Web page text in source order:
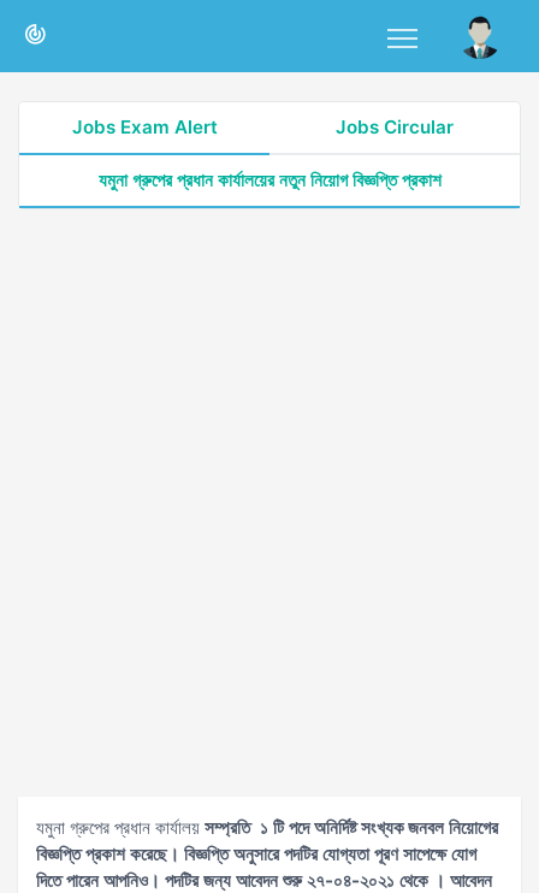
Jobs Exam Alert Jobs Circular
যমুনা গ্রুপের প্রধান কার্যালয়ের নতুন নিয়োগ বিজ্ঞপ্তি প্রকাশ
যমুনা গ্রুপের প্রধান কার্যালয় সম্প্রতি ১ টি পদেঅনির্দিষ্ট সংখ্যক জনবলনিয়োগের
বিজ্ঞপ্তি প্রকাশ করেছে। বিজ্ঞপ্তি অনুসারে পদটির যোগ্যতা পূরণ সাপেক্ষে যোগ
দিতে পারেন আপনিও। পদটির জন্য আবেদন শুরু ২৭-০৪-২০২১ থেকে । আবেদন